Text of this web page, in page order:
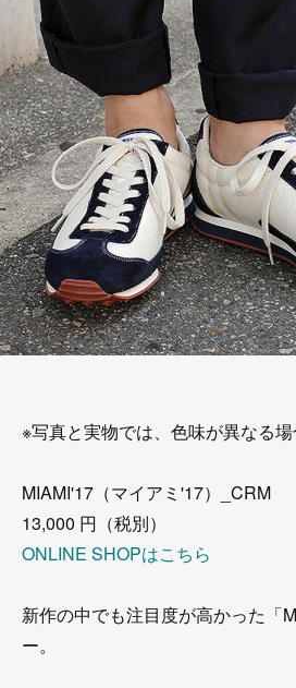
※写真と実物では、色味が異なる場
MIAMI'17（マイアミ'17）_CRM
13,000 円（税別）
ONLINE SHOPはこちら
新作の中でも注目度が高かった「
ー。